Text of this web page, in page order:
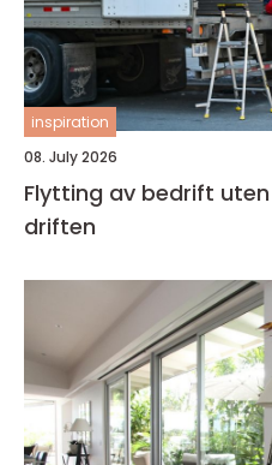
inspiration
08. July 2026
Flytting av bedrift
driften